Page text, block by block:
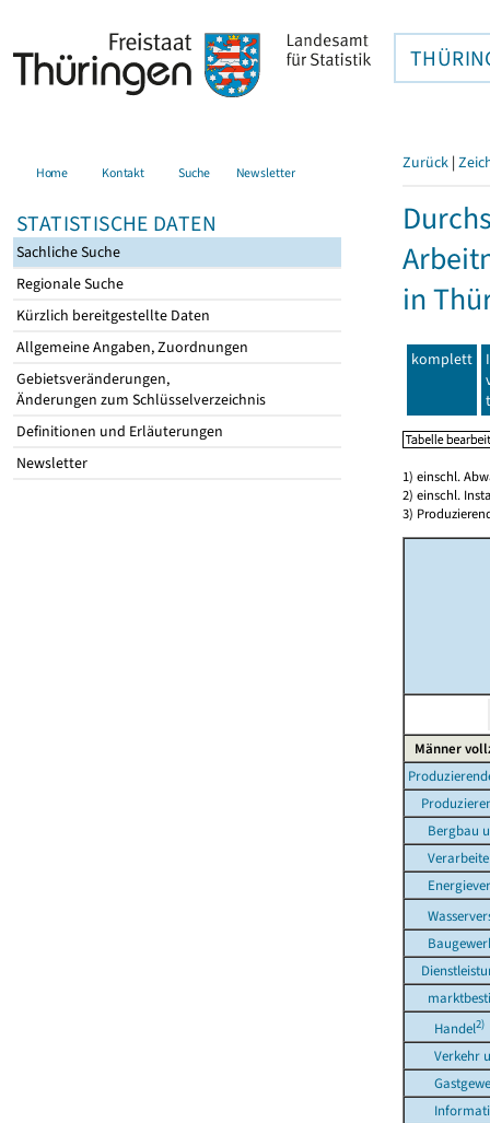
Home Kontakt Suche Newsletter
STATISTISCHE DATEN
Sachliche Suche
Regionale Suche
Kürzlich bereitgestellte Daten
Allgemeine Angaben, Zuordnungen
Gebietsveränderungen,
Änderungen zum Schlüsselverzeichnis
Definitionen und Erläuterungen
Newsletter
Zurück |
in
komplett
1) einschl.
2) einschl.
3)
Männer
Bergbau
Handel2)
Verkehr